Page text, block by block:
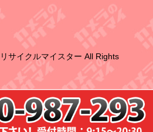
サイクルマイスター All Rights